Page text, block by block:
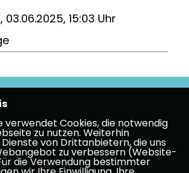
15:03 Uhr
Kontakt
verwendet Cookies, die notwendig
zu nutzen. Weiterhin
von Drittanbietern, die uns
zu verbessern (Website-
die Verwendung bestimmter